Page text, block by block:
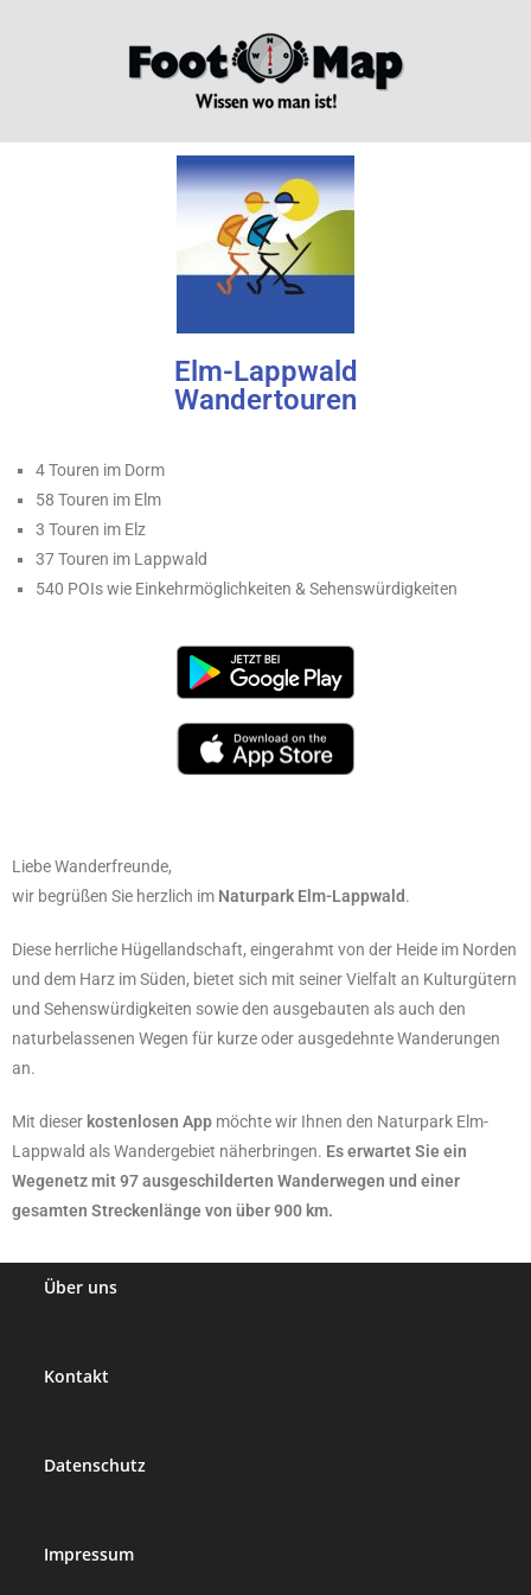
Elm-Lappwald
Wandertouren
4 Touren im Dorm
58 Touren im Elm
3 Touren im Elz
37 Touren im Lappwald
540 POIs wie Einkehrmöglichkeiten & Sehenswürdigkeiten
Liebe Wanderfreunde,
wir begrüßen Sie herzlich im Naturpark Elm-Lappwald.
Diese herrliche Hügellandschaft, eingerahmt von der Heide im Norden
und dem Harz im Süden, bietet sich mit seiner Vielfalt an Kulturgütern
und Sehenswürdigkeiten sowie den ausgebauten als auch den
naturbelassenen Wegen für kurze oder ausgedehnte Wanderungen
an.
Mit dieser kostenlosen App möchte wir Ihnen den Naturpark Elm-
Lappwald als Wandergebiet näherbringen. Es erwartet Sie ein
Wegenetz mit 97 ausgeschilderten Wanderwegen und einer
gesamten Streckenlänge von über 900 km.
Über uns
Kontakt
Datenschutz
Impressum